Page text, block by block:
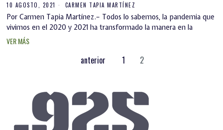
10 AGOSTO, 2021 CARMEN TAPIA MARTÍNEZ
Por Carmen Tapia Martínez.– Todos lo sabemos, la pandemia que
vivimos en el 2020 y 2021 ha transformado la manera en la
VER MÁS
anterior 1 2